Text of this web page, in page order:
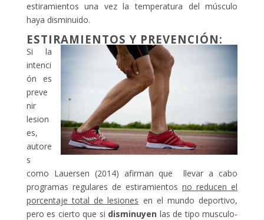
estiramientos una vez la temperatura del músculo
haya disminuido.
ESTIRAMIENTOS Y PREVENCIÓN:
Si la
intenci
ón es
preve
nir
lesion
es,
autore
s
como Lauersen (2014) afirman que llevar a cabo
programas regulares de estiramientosno reducen el
porcentaje total de lesiones en el mundo deportivo,
pero es cierto que si disminuyen las de tipo musculo-